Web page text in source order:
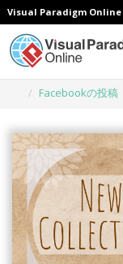
Visual Paradigm Online
Facebookの投稿